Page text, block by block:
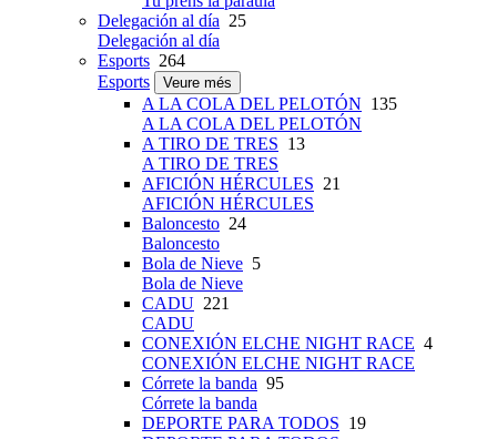
Delegación al día 25
Delegación al día
Esports 264
Esports
Veure més
A LA COLA DEL PELOTÓN 135
A LA COLA DEL PELOTÓN
A TIRO DE TRES 13
A TIRO DE TRES
AFICIÓN HÉRCULES 21
AFICIÓN HÉRCULES
Baloncesto 24
Baloncesto
Bola de Nieve 5
Bola de Nieve
CADU 221
CADU
CONEXIÓN ELCHE NIGHT RACE 4
CONEXIÓN ELCHE NIGHT RACE
Córrete la banda 95
Córrete la banda
DEPORTE PARA TODOS 19